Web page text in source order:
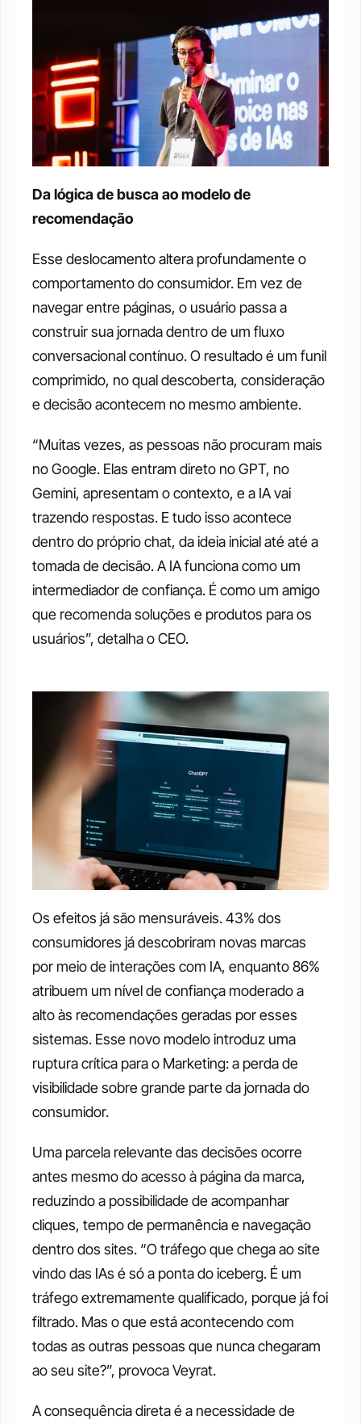
Da lógica de busca ao modelo de
recomendação
Esse deslocamento altera profundamente o
comportamento do consumidor. Em vez de
navegar entre páginas, o usuário passa a
construir sua jornada dentro de um fluxo
conversacional contínuo. O resultado é um funil
comprimido, no qual descoberta, consideração
e decisão acontecem no mesmo ambiente.
“Muitas vezes, as pessoas não procuram mais
no Google. Elas entram direto no GPT, no
Gemini, apresentam o contexto, e a IA vai
trazendo respostas. E tudo isso acontece
dentro do próprio chat, da ideia inicial até até a
tomada de decisão. A IA funciona como um
intermediador de confiança. É como um amigo
que recomenda soluções e produtos para os
usuários”, detalha o CEO.
Os efeitos já são mensuráveis. 43% dos
consumidores já descobriram novas marcas
por meio de interações com IA, enquanto 86%
atribuem um nível de confiança moderado a
alto às recomendações geradas por esses
sistemas. Esse novo modelo introduz uma
ruptura crítica para o Marketing: a perda de
visibilidade sobre grande parte da jornada do
consumidor.
Uma parcela relevante das decisões ocorre
antes mesmo do acesso à página da marca,
reduzindo a possibilidade de acompanhar
cliques, tempo de permanência e navegação
dentro dos sites. “O tráfego que chega ao site
vindo das IAs é só a ponta do iceberg. É um
tráfego extremamente qualificado, porque já foi
filtrado. Mas o que está acontecendo com
todas as outras pessoas que nunca chegaram
ao seu site?”, provoca Veyrat.
A consequência direta é a necessidade de